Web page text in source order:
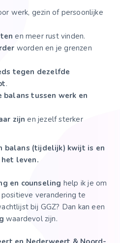
werk, gezin of persoonlijke
en meer rust vinden.
worden en je grenzen
tegen dezelfde
.
balans tussen werk en
zijn en jezelf sterker
balans (tijdelijk) kwijt is en
leven.
en counseling help ik je om
verandering te
bij GGZ? Dan kan een
waardevol zijn.